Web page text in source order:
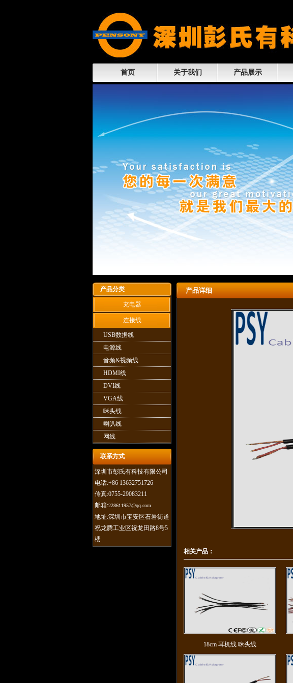
首页 关于我们 产品展示
产品分类
充电器
连接线
USB数据线
电源线
音频&视频线
HDMI线
DVI线
VGA线
咪头线
喇叭线
网线
联系方式
深圳市彭氏有科技有限公司
电话:+86 13632751726
传真:0755-29083211
邮箱:228611957@qq.com
地址:深圳市宝安区石岩街道
祝龙腾工业区祝龙田路8号5
楼
产品详细
相关产品：
18cm 耳机线 咪头线